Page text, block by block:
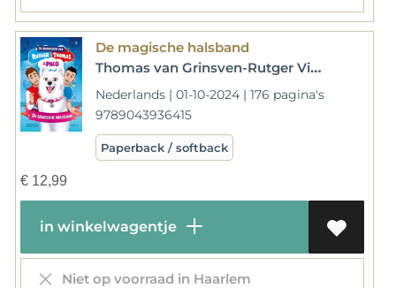
De magische halsband
Thomas van Grinsven-Rutger Vink
Nederlands | 01-10-2024 | 176 pagina's
9789043936415
Paperback / softback
€12,99
in winkelwagentje
Niet op voorraad in Haarlem